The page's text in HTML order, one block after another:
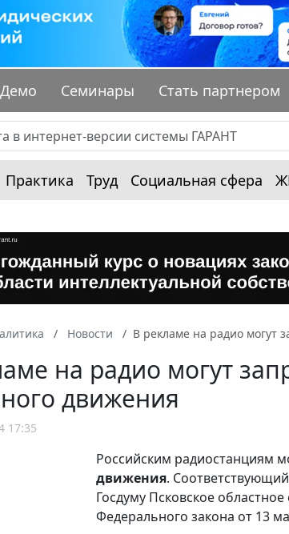
Демо Семинары Стать партнером
Практика Труд Социальная сфера
Новости В рекламе на радио могут
на радио могут
движения
17:35
Российским радиостанциям
движения.
Госдуму Псковское
Федерального закона от 13